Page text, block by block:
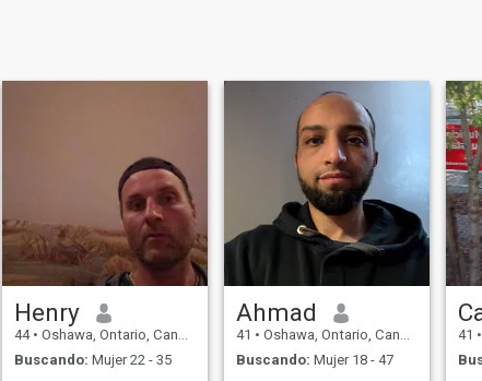
Henry
44 • Oshawa, Ontario, Canadá
Buscando: Mujer 22 - 35
Ahmad
41 • Oshawa, Ontario, Canadá
Buscando: Mujer 18 - 47
41 •